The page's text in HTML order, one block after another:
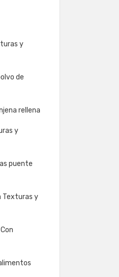
y
de
rellena
y
puente
Texturas y